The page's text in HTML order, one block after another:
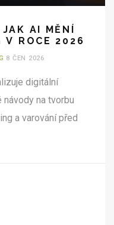
AI MĚNÍ
V ROCE 2026
8 ČEN 2026
digitální
na tvorbu
a varování před